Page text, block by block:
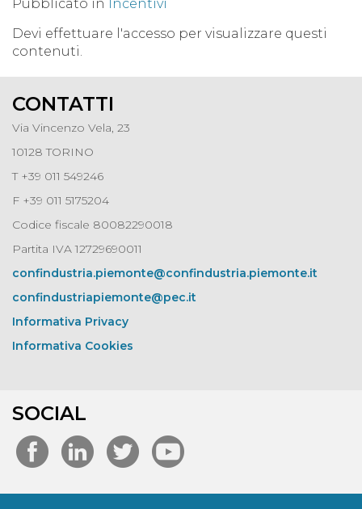
Pubblicato in Incentivi
Devi effettuare l'accesso per visualizzare questi
contenuti.
CONTATTI
Via Vincenzo Vela, 23
10128 TORINO
T +39 011 549246
F +39 011 5175204
Codice fiscale 80082290018
Partita IVA 12729690011
confindustria.piemonte@confindustria.piemonte.it
confindustriapiemonte@pec.it
Informativa Privacy
Informativa Cookies
SOCIAL